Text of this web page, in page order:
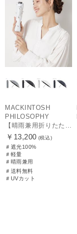
MACKINTOSH
PHILOSOPHY
￥13,200 (税込)
＃遮光100%
＃軽量
＃晴雨兼用
＃送料無料
＃UVカット